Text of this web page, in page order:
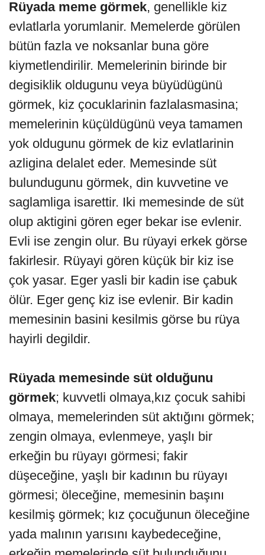
Rüyada meme görmek, genellikle kiz
evlatlarla yorumlanir. Memelerde görülen
bütün fazla ve noksanlar buna göre
kiymetlendirilir. Memelerinin birinde bir
degisiklik oldugunu veya büyüdügünü
görmek, kiz çocuklarinin fazlalasmasina;
memelerinin küçüldügünü veya tamamen
yok oldugunu görmek de kiz evlatlarinin
azligina delalet eder. Memesinde süt
bulundugunu görmek, din kuvvetine ve
saglamliga isarettir. Iki memesinde de süt
olup aktigini gören eger bekar ise evlenir.
Evli ise zengin olur. Bu rüyayi erkek görse
fakirlesir. Rüyayi gören küçük bir kiz ise
çok yasar. Eger yasli bir kadin ise çabuk
ölür. Eger genç kiz ise evlenir. Bir kadin
memesinin basini kesilmis görse bu rüya
hayirli degildir.
Rüyada memesinde süt olduğunu
görmek; kuvvetli olmaya,kız çocuk sahibi
olmaya, memelerinden süt aktığını görmek;
zengin olmaya, evlenmeye, yaşlı bir
erkeğin bu rüyayı görmesi; fakir
düşeceğine, yaşlı bir kadının bu rüyayı
görmesi; öleceğine, memesinin başını
kesilmiş görmek; kız çocuğunun öleceğine
yada malının yarısını kaybedeceğine,